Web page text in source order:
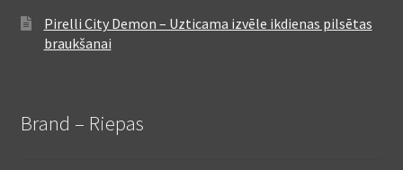
Pirelli City Demon – Uzticama izvēle ikdienas pilsētas
braukšanai
Brand – Riepas